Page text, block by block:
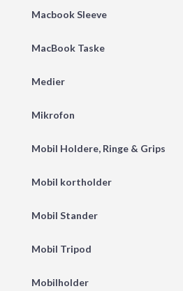
Macbook Sleeve
MacBook Taske
Medier
Mikrofon
Mobil Holdere, Ringe & Grips
Mobil kortholder
Mobil Stander
Mobil Tripod
Mobilholder